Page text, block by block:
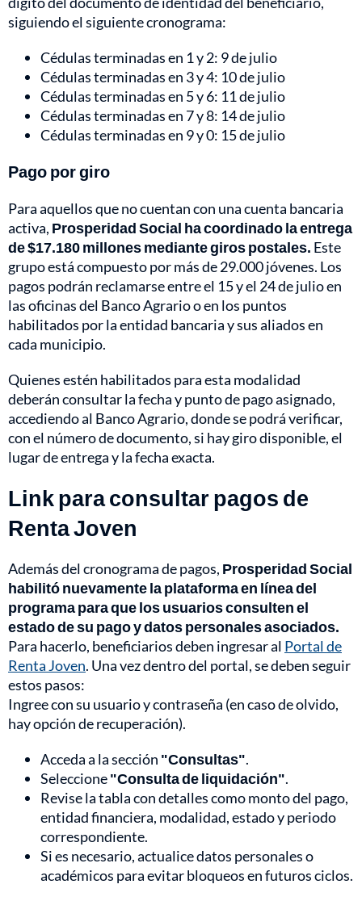
siguiendo el siguiente cronograma:
Cédulas terminadas en 1 y 2: 9 de julio
Cédulas terminadas en 3 y 4: 10 de julio
Cédulas terminadas en 5 y 6: 11 de julio
Cédulas terminadas en 7 y 8: 14 de julio
Cédulas terminadas en 9 y 0: 15 de julio
Pago por giro
Para aquellos que no cuentan con una cuenta bancaria
activa, Prosperidad Social ha coordinado la entrega
de $17.180 millones mediante giros postales. Este
grupo está compuesto por más de 29.000 jóvenes. Los
pagos podrán reclamarse entre el 15 y el 24 de julio en
las oficinas del Banco Agrario o en los puntos
habilitados por la entidad bancaria y sus aliados en
cada municipio.
Quienes estén habilitados para esta modalidad
deberán consultar la fecha y punto de pago asignado,
accediendo al Banco Agrario, donde se podrá verificar,
con el número de documento, si hay giro disponible, el
lugar de entrega y la fecha exacta.
Link para consultar pagos de
Renta Joven
Además del cronograma de pagos, Prosperidad Social
habilitó nuevamente la plataforma en línea del
programa para que los usuarios consulten el
estado de su pago y datos personales asociados.
Para hacerlo, beneficiarios deben ingresar al Portal de
Renta Joven. Una vez dentro del portal, se deben seguir
estos pasos:
Ingree con su usuario y contraseña (en caso de olvido,
hay opción de recuperación).
Acceda a la sección "Consultas".
Seleccione"Consulta de liquidación".
Revise la tabla con detalles como monto del pago,
entidad financiera, modalidad, estado y periodo
correspondiente.
Si es necesario, actualice datos personales o
académicos para evitar bloqueos en futuros ciclos.